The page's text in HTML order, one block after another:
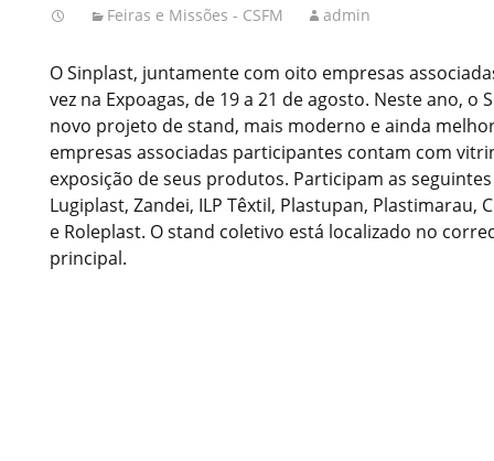
Feiras e Missões - CSFM admin
O Sinplast, juntamente com oito empresas
vez na Expoagas, de 19 a 21 de agosto. Neste ano, o
novo projeto de stand, mais moderno e ainda
empresas associadas participantes contam com
exposição de seus produtos. Participam as
Lugiplast, Zandei, ILP Têxtil, Plastupan, Plastimarau,
e Roleplast. O stand coletivo está localizado no
principal.